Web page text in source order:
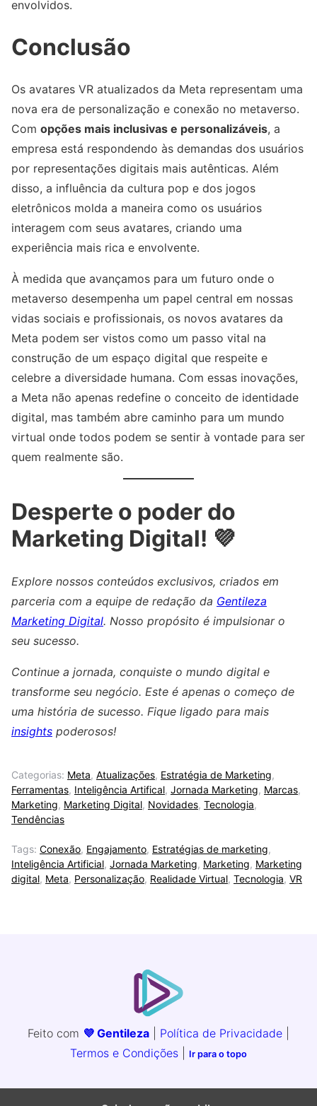
envolvidos.
Conclusão
Os avatares VR atualizados da Meta representam uma
nova era de personalização e conexão no metaverso.
Com opções mais inclusivas e personalizáveis, a
empresa está respondendo às demandas dos usuários
por representações digitais mais autênticas. Além
disso, a influência da cultura pop e dos jogos
eletrônicos molda a maneira como os usuários
interagem com seus avatares, criando uma
experiência mais rica e envolvente.
À medida que avançamos para um futuro onde o
metaverso desempenha um papel central em nossas
vidas sociais e profissionais, os novos avatares da
Meta podem ser vistos como um passo vital na
construção de um espaço digital que respeite e
celebre a diversidade humana. Com essas inovações,
a Meta não apenas redefine o conceito de identidade
digital, mas também abre caminho para um mundo
virtual onde todos podem se sentir à vontade para ser
quem realmente são.
Desperte o poder do
Marketing Digital! 💜
Explore nossos conteúdos exclusivos, criados em
parceria com a equipe de redação da Gentileza
Marketing Digital. Nosso propósito é impulsionar o
seu sucesso.
Continue a jornada, conquiste o mundo digital e
transforme seu negócio. Este é apenas o começo de
uma história de sucesso. Fique ligado para mais
insights poderosos!
Categorias: Meta, Atualizações, Estratégia de Marketing,
Ferramentas, Inteligência Artifical, Jornada Marketing, Marcas,
Marketing, Marketing Digital, Novidades, Tecnologia,
Tendências
Tags: Conexão, Engajamento, Estratégias de marketing,
Inteligência Artificial, Jornada Marketing, Marketing, Marketing
digital, Meta, Personalização, Realidade Virtual, Tecnologia, VR
Feito com 💜 Gentileza Política de Privacidade
Termos e Condições
Ir para o topo